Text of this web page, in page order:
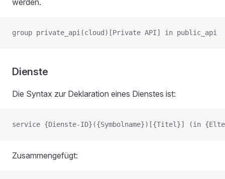
werden.
group private_api(cloud)[Private API] in public_api
Dienste
Die Syntax zur Deklaration eines Dienstes ist:
service {Dienste-ID}({Symbolname})[{Titel}] (in
Zusammengefügt: